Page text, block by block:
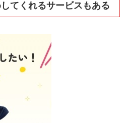
てくれるサービスもある